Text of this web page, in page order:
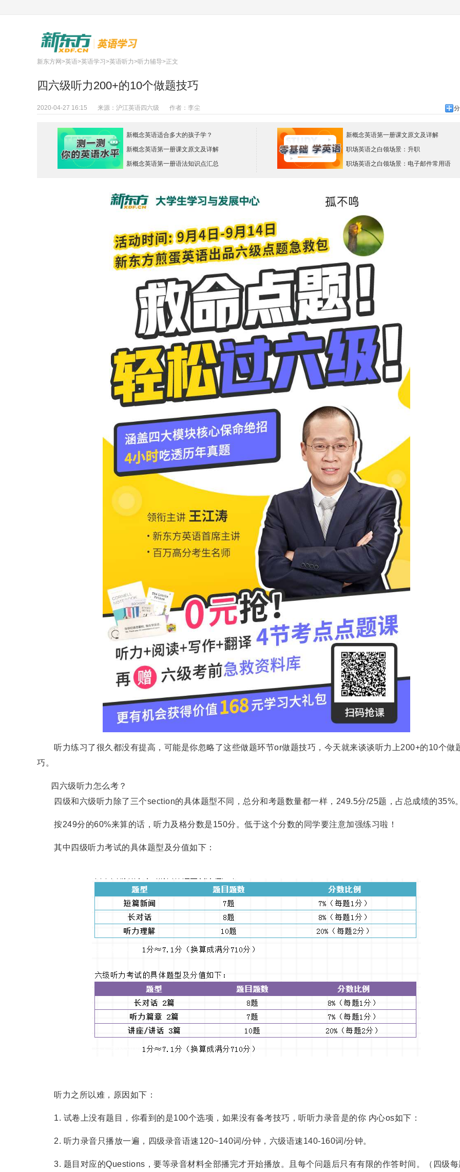
新东方网>英语>英语学习 >英语听力>听力辅导>正文
四六级听力200+的10个做题技巧
2020-04-27 16:15 来源： 沪江英语四六级 作者： 李尘
新概念英语适合多大的孩子学？
新概念英语第一册课文原文及详解
新概念英语第一册语法知识点汇总
新概念英语第一册课文原文及详解
职场英语之白领场景：升职
职场英语之白领场景：电子邮件常用语
听力练习了很久都没有提高，可能是你忽略了这些做题环节or做题技巧，今天就来谈谈听力上200+的10个做
巧。
四六级听力怎么考？
四级和六级听力除了三个section的具体题型不同，总分和考题数量都一样，249.5分/25题，占总成绩的35%
按249分的60%来算的话，听力及格分数是150分。低于这个分数的同学要注意加强练习啦！
其中四级听力考试的具体题型及分值如下：
听力之所以难，原因如下：
1. 试卷上没有题目，你看到的是100个选项，如果没有备考技巧，听听力录音是的你 内心os如下：
2. 听力录音只播放一遍，四级录音语速120~140词/分钟，六级语速140-160词/分钟。
3. 题目对应的Questions，要等录音材料全部播完才开始播放。且每个问题后只有有限的作答时间。（四级每